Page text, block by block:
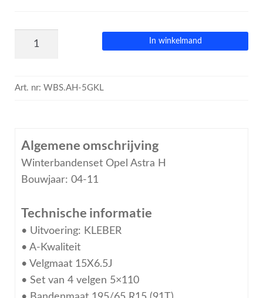
In winkelmand
Art. nr: WBS.AH-5GKL
Algemene omschrijving
Winterbandenset Opel Astra H
Bouwjaar: 04-11
Technische informatie
• Uitvoering: KLEBER
• A-Kwaliteit
• Velgmaat 15X6.5J
• Set van 4 velgen 5×110